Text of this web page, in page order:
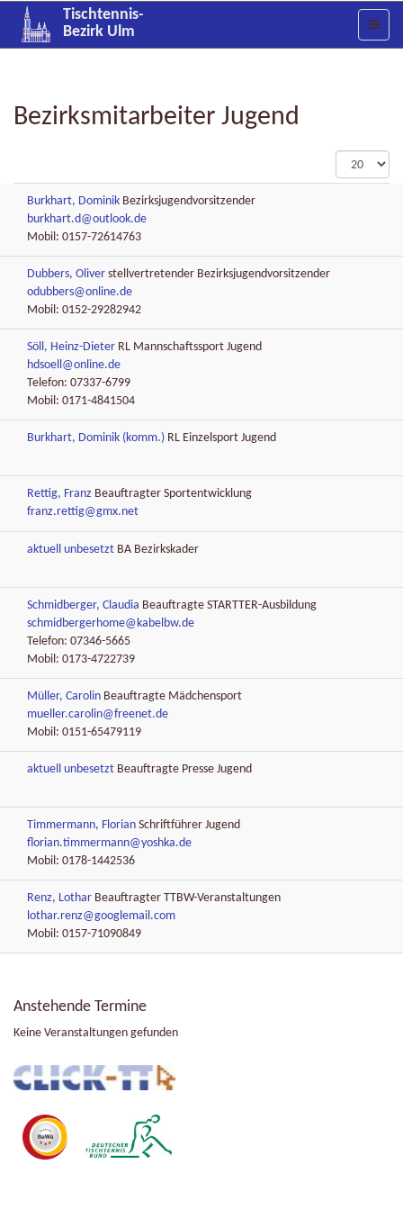
Tischtennis-
Bezirk Ulm
Bezirksmitarbeiter Jugend
Anzeige
#
Burkhart, Dominik Bezirksjugendvorsitzender
burkhart.d@outlook.de
Mobil: 0157-72614763
Dubbers, Oliver stellvertretender Bezirksjugendvorsitzender
odubbers@online.de
Mobil: 0152-29282942
Söll, Heinz-Dieter RL Mannschaftssport Jugend
hdsoell@online.de
Telefon: 07337-6799
Mobil: 0171-4841504
Burkhart, Dominik (komm.) RL Einzelsport Jugend
Rettig, Franz Beauftragter Sportentwicklung
franz.rettig@gmx.net
aktuell unbesetzt BA Bezirkskader
Schmidberger, Claudia Beauftragte STARTTER-Ausbildung
schmidbergerhome@kabelbw.de
Telefon: 07346-5665
Mobil: 0173-4722739
Müller, Carolin Beauftragte Mädchensport
mueller.carolin@freenet.de
Mobil: 0151-65479119
aktuell unbesetzt Beauftragte Presse Jugend
Timmermann, Florian Schriftführer Jugend
florian.timmermann@yoshka.de
Mobil: 0178-1442536
Renz, Lothar Beauftragter TTBW-Veranstaltungen
lothar.renz@googlemail.com
Mobil: 0157-71090849
Anstehende Termine
Keine Veranstaltungen gefunden